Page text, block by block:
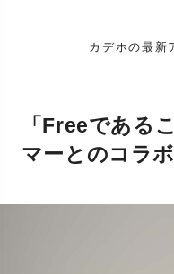
カデホの最新
「Freeである
マーとのコラ